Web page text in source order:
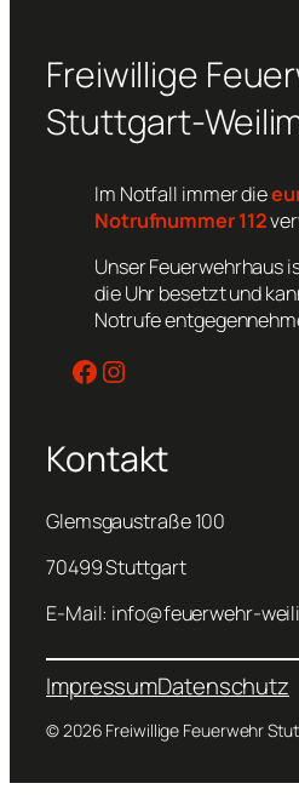
Freiwillige
Stuttgart-
Im Notfall immer die
Notrufnummer 112
Unser Feuerwehrhaus
die Uhr besetzt und
Notrufe
Facebook Instagram
Kontakt
Glemsgaustraße 100
70499 Stuttgart
E-Mail: info@feuerwehr-
ImpressumDatenschutz
© 2026 Freiwillige Feuerwehr